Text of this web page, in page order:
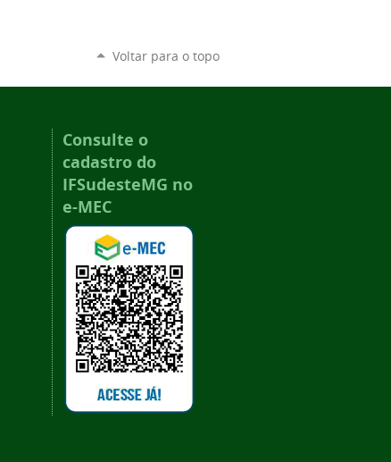
Voltar para o topo
Consulte o
cadastro do
IFSudesteMG no
e-MEC